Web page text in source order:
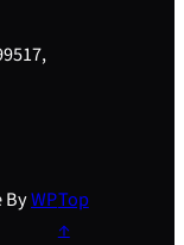
ByWPTop
↑